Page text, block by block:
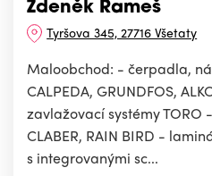
Zdeněk Rameš
Tyršova 345, 27716 Všetaty
Maloobchod: - čerpadla,
CALPEDA, GRUNDFOS,
zavlažovací systémy
CLABER, RAIN BIRD -
s integrovanými sc...